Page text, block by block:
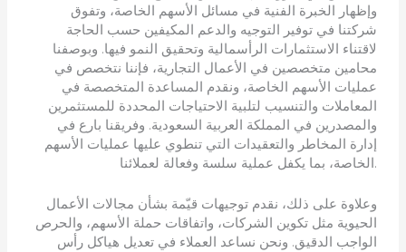
وإظهار الخبرة الفنية في مسائل الأسهم الخاصة، وتفوق
شركتنا في توفير التوجيه والدعم المكيفين حسب الحاجة
لاقتناء الاستثمارات الرأسمالية وتحقيق النمو فيها. وبوصفنا
محامين متخصصين في الأعمال التجارية، فإننا نتخصص في
عمليات الأسهم الخاصة، ونقدم المساعدة المتخصصة في
المعاملات والتنسيب لتلبية الاحتياجات المحددة للمستثمرين
والمصدرين في المملكة العربية السعودية. وفريقنا بارع في
إدارة المخاطر والتعقيدات التي تنطوي عليها عمليات الأسهم
الخاصة، بما يكفل عملية سلسة وفعالة لعملائنا.
وعلاوة على ذلك، نقدم توجيهات قيّمة بشأن مجالات الأعمال
الحيوية مثل تكوين الشركات، واتفاقات حملة الأسهم، والحرص
الواجب الدقيق. ونحن نساعد العملاء في تعديل هياكل رأس